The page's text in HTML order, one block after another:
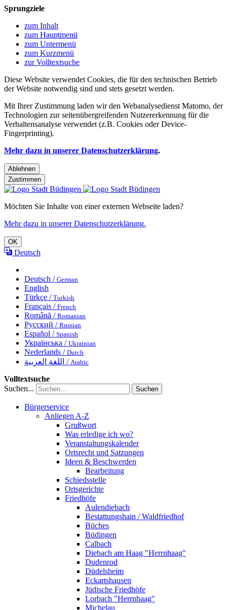
Sprungziele
zum Inhalt
zum Hauptmenü
zum Untermenü
zum Kurzmenü
zur Volltextsuche
Diese Website verwendet Cookies, die für den technischen Betrieb
der Website notwendig sind und stets gesetzt werden.
Mit Ihrer Zustimmung laden wir den Webanalysedienst Matomo, der
Technologien zur seitenübergreifenden Nutzererkennung für die
Verhaltensanalyse verwendet (z.B. Cookies oder Device-
Fingerprinting).
Mehr dazu in unserer Datenschutzerklärung.
Ablehnen
Zustimmen
Möchten Sie Inhalte von einer externen Webseite laden?
Mehr dazu in unserer Datenschutzerklärung.
OK
Deutsch
Deutsch / German
English
Türkçe / Turkish
Français / French
Română / Romanian
Русский / Russian
Español / Spanish
Українська / Ukrainian
Nederlands / Dutch
اللغة العربية / Arabic
Volltextsuche
Suchen...
Suchen
Bürgerservice
Anliegen A-Z
Grußwort
Was erledige ich wo?
Veranstaltungskalender
Ortsrecht und Satzungen
Ideen & Beschwerden
Bearbeitung
Schiedsstelle
Ortsgerichte
Friedhöfe
Aulendiebach
Bestattungshain / Waldfriedhof
Büches
Büdingen
Calbach
Diebach am Haag "Herrnhaag"
Dudenrod
Düdelsheim
Eckartshausen
Jüdische Friedhöfe
Lorbach "Herrnhaag"
Michelau